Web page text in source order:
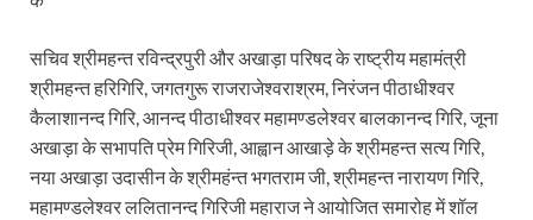
Lok Sanvardhan Parva: देहरादून में मुख्यमंत्री पुष्कर सिंह
West Bengal Rajya Sabha By-Election: चुनाव
Shri Kashi Vishwanath Mandir: उत्तरकाशी में CM
सचिव श्रीमहन्त रविन्द्रपुरी और अखाड़ा परिषद के राष्ट्रीय महामंत्री
श्रीमहन्त हरिगिरि, जगतगुरू राजराजेश्वराश्रम, निरंजन पीठाधीश्वर
कैलाशानन्द गिरि, आनन्द पीठाधीश्वर महामण्डलेश्वर बालकानन्द गिरि, जूना
अखाड़ा के सभापति प्रेम गिरिजी, आह्वान आखाड़े के श्रीमहन्त सत्य गिरि,
नया अखाड़ा उदासीन के श्रीमहंन्त भगतराम जी, श्रीमहन्त नारायण गिरि,
महामण्डलेश्वर ललितानन्द गिरिजी महाराज ने आयोजित समारोह में शॉल